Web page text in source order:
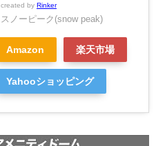
created by Rinker
スノーピーク(snow peak)
Amazon 楽天市場
Yahooショッピング